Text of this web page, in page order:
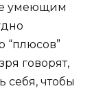
умеющим
“плюсов”
говорят,
себя, чтобы